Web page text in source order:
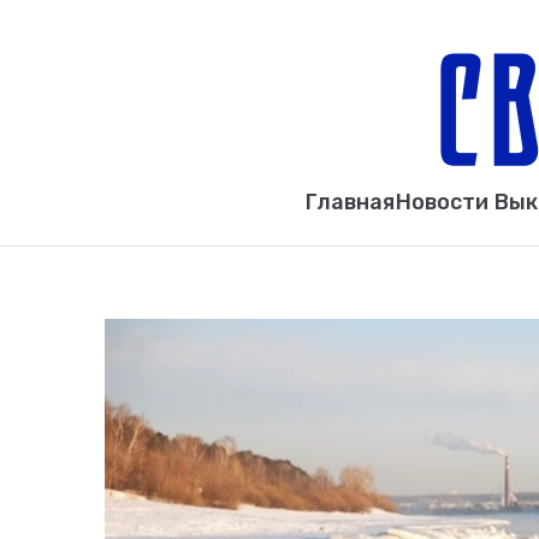
ГлавнаяНовости